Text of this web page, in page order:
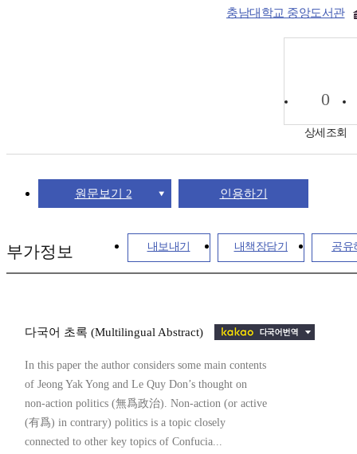
충남대학교 중앙도서관
0
상세조회
원문보기 2 인용하기
내보내기 내책장담기 공유
부가정보
다국어 초록 (Multilingual Abstract)
In this paper the author considers some main contents
of Jeong Yak Yong and Le Quy Don’s thought on
non-action politics (無爲政治). Non-action (or active
(有爲) in contrary) politics is a topic closely
connected to other key topics of Confucia...